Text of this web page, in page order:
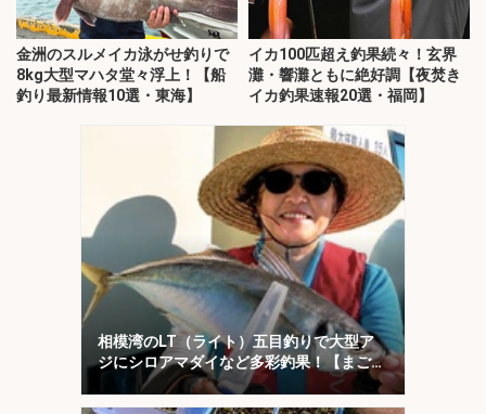
金洲のスルメイカ泳がせ釣りで
8kg大型マハタ堂々浮上！【船
釣り最新情報10選・東海】
イカ100匹超え釣果続々！玄界
灘・響灘ともに絶好調【夜焚き
イカ釣果速報20選・福岡】
相模湾のLT（ライト）五目釣りで大型ア
ジにシロアマダイなど多彩釣果！【まごう
の丸】